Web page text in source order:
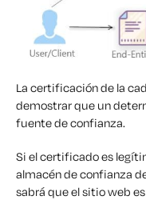
La certificación de la
demostrar que un
fuente de confianza.
Si el certificado es
almacén de confianza
sabrá que el sitio web